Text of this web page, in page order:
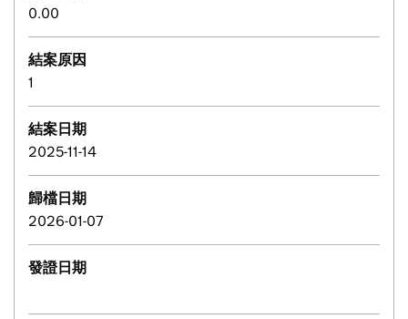
0.00
結案原因
1
結案日期
2025-11-14
歸檔日期
2026-01-07
發證日期